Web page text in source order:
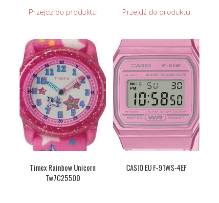
Przejdź do produktu Przejdź do produktu
Timex Rainbow Unicorn
Tw7C25500
CASIO EU F-91WS-4EF